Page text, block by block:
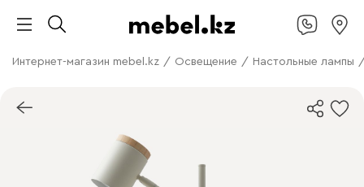
Интернет-магазин mebel.kz / Освещение / Настольные лампы